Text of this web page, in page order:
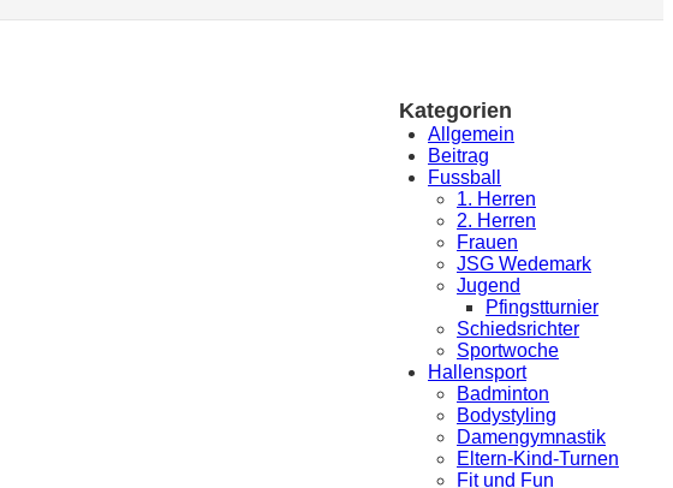
Kategorien
Allgemein
Beitrag
Fussball
1. Herren
2. Herren
Frauen
JSG Wedemark
Jugend
Pfingstturnier
Schiedsrichter
Sportwoche
Hallensport
Badminton
Bodystyling
Damengymnastik
Eltern-Kind-Turnen
Fit und Fun